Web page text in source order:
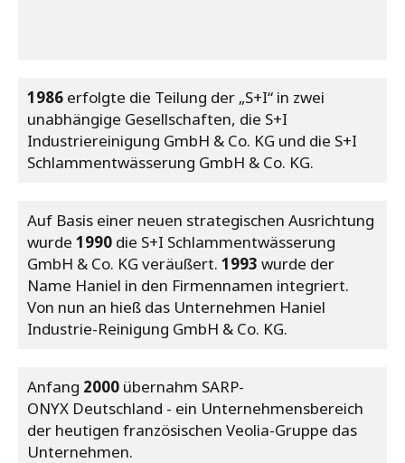
1986 erfolgte die Teilung der „S+I“ in zwei
unabhängige Gesellschaften, die S+I
Industriereinigung GmbH & Co. KG und die S+I
Schlammentwässerung GmbH & Co. KG.
Auf Basis einer neuen strategischen Ausrichtung
wurde 1990 die S+I Schlammentwässerung
GmbH & Co. KG veräußert. 1993 wurde der
Name Haniel in den Firmennamen integriert.
Von nun an hieß das Unternehmen Haniel
Industrie-Reinigung GmbH & Co. KG.
Anfang 2000 übernahm SARP-
ONYX Deutschland - ein Unternehmensbereich
der heutigen französischen Veolia-Gruppe das
Unternehmen.